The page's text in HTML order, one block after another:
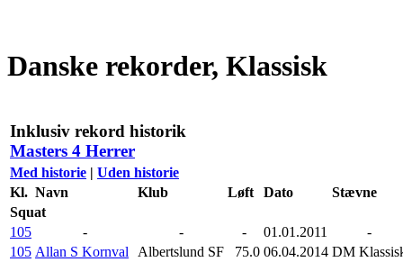
Danske rekorder, Klassisk
Inklusiv rekord historik
Masters 4 Herrer
Med historie | Uden historie
Kl. Navn Klub Løft Dato
Stævne
Squat
105
- - - 01.01.2011
-
105 Allan S Kornval Albertslund SF 75.0 06.04.2014 DM